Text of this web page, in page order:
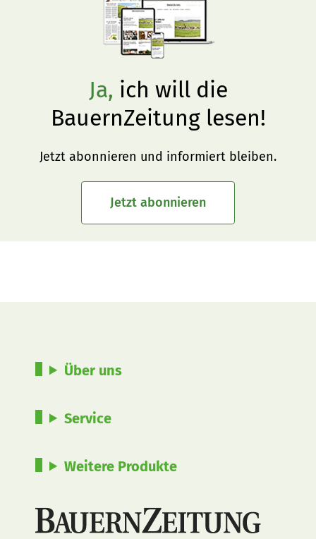
Ja, ich will die
BauernZeitung lesen!
Jetzt abonnieren und informiert bleiben.
Jetzt abonnieren
Über uns
Service
Weitere Produkte